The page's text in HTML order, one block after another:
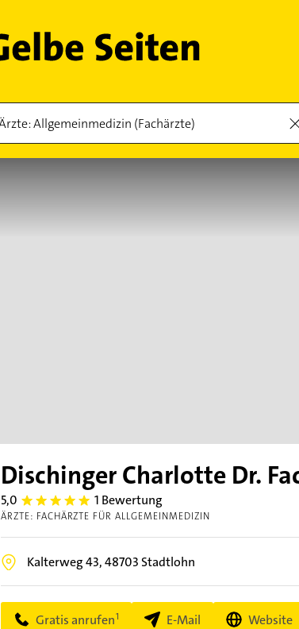
Dischinger Charlotte Dr.
5,0 5.0 1 Bewertung
ÄRZTE: FACHÄRZTE FÜR ALLGEMEINMEDIZIN
Kalterweg 43,48703 Stadtlohn
Gratis anrufen E-Mail Website